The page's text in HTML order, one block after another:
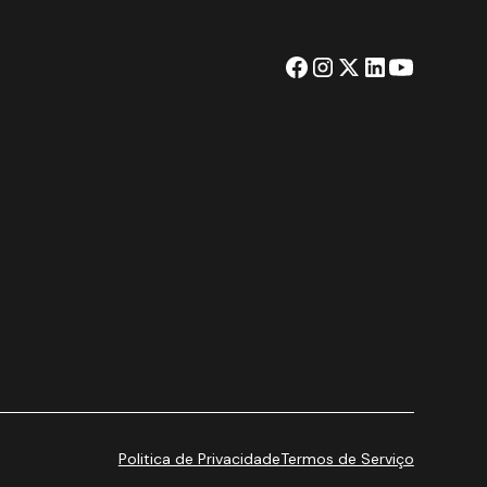
Politica de PrivacidadeTermos de Serviço